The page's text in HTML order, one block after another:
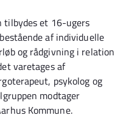
tilbydes et 16-ugers
af individuelle
og rådgivning i relation
varetages af
psykolog og
modtager
Kommune.